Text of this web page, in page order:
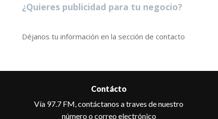
¿Quieres publicidad para tu negocio?
Déjanos tu información en la sección de contacto
Contácto
Vía 97.7 FM, contáctanos a traves de nuestro
número o correo electrónico